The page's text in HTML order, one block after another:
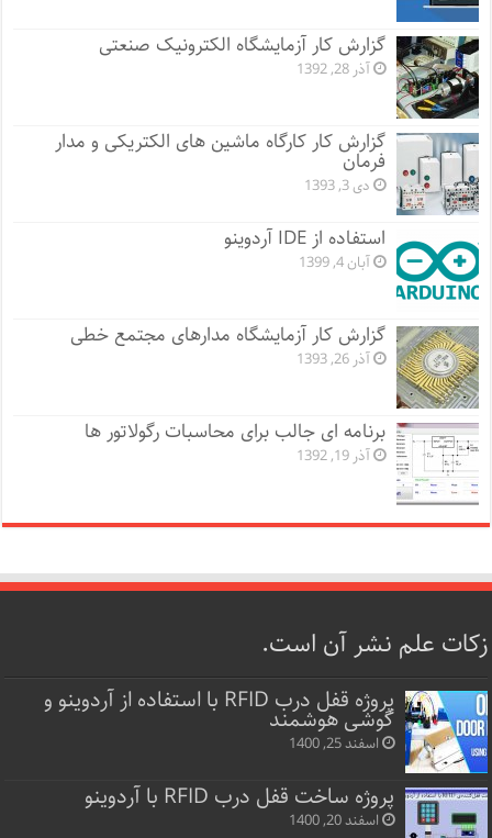
گزارش کار آزمایشگاه الکترونیک صنعتی
آذر 28, 1392
گزارش کار کارگاه ماشین های الکتریکی و مدار
فرمان
دی 3, 1393
استفاده از IDE آردوینو
آبان 4, 1399
گزارش کار آزمایشگاه مدارهای مجتمع خطی
آذر 26, 1393
برنامه ای جالب برای محاسبات رگولاتور ها
آذر 19, 1392
زکات علم نشر آن است.
پروژه قفل‌ درب RFID با استفاده از آردوینو و
گوشی هوشمند
اسفند 25, 1400
پروژه ساخت قفل‌ درب RFID با آردوینو
اسفند 20, 1400